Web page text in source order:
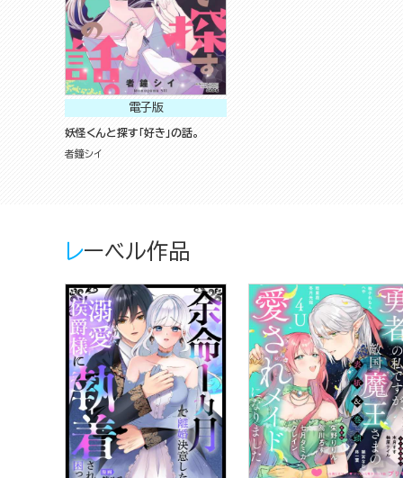
電子版
妖怪くんと探す「好き」の話。
者鐘シイ
レーベル作品